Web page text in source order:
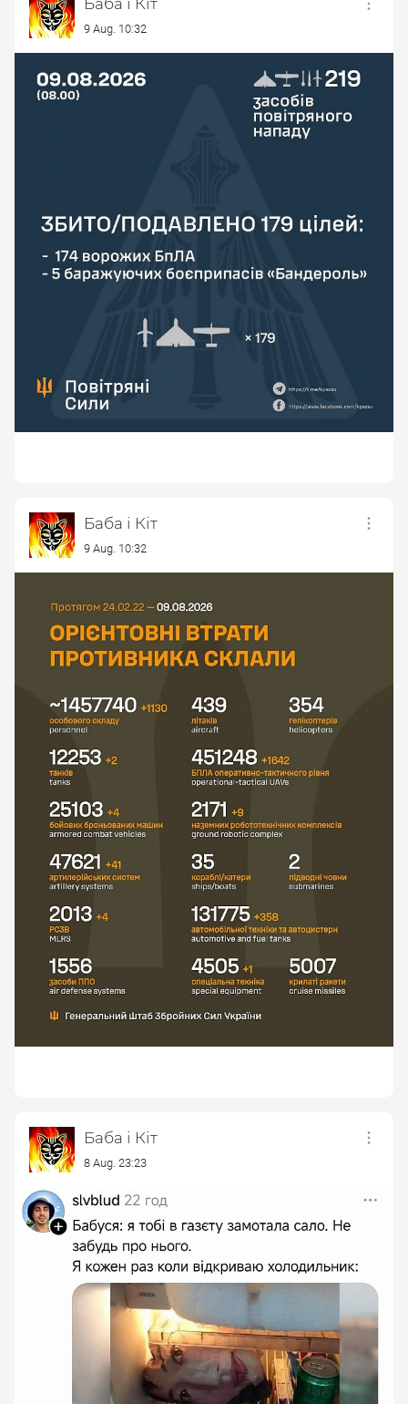
Баба і Кіт
9 Aug. 10:32
Баба і Кіт
9 Aug. 10:32
Баба і Кіт
8 Aug. 23:23